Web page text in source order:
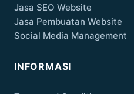
Jasa SEO Website
Jasa Pembuatan Website
Social Media Management
INFORMASI